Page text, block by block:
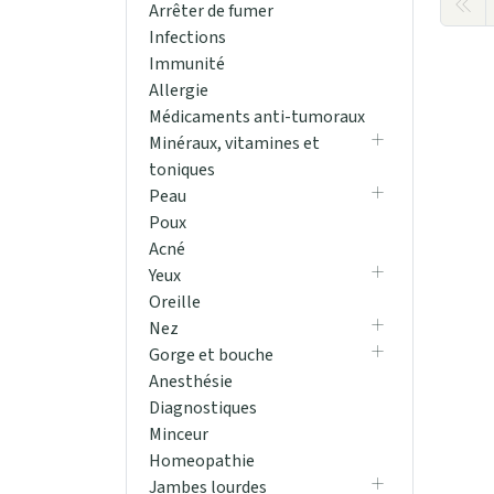
Arrêter de fumer
Infections
Immunité
Allergie
Médicaments anti-tumoraux
Minéraux, vitamines et
toniques
Peau
Poux
Acné
Yeux
Oreille
Nez
Gorge et bouche
Anesthésie
Diagnostiques
Minceur
Homeopathie
Jambes lourdes